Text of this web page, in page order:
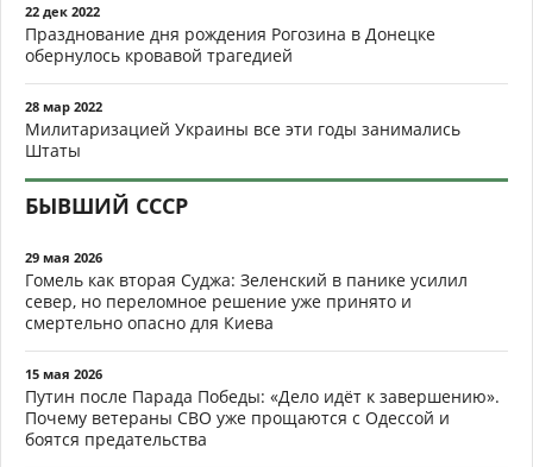
22 дек 2022
Празднование дня рождения Рогозина в Донецке
обернулось кровавой трагедией
28 мар 2022
Милитаризацией Украины все эти годы занимались
Штаты
БЫВШИЙ СССР
29 мая 2026
Гомель как вторая Суджа: Зеленский в панике усилил
север, но переломное решение уже принято и
смертельно опасно для Киева
15 мая 2026
Путин после Парада Победы: «Дело идёт к завершению».
Почему ветераны СВО уже прощаются с Одессой и
боятся предательства